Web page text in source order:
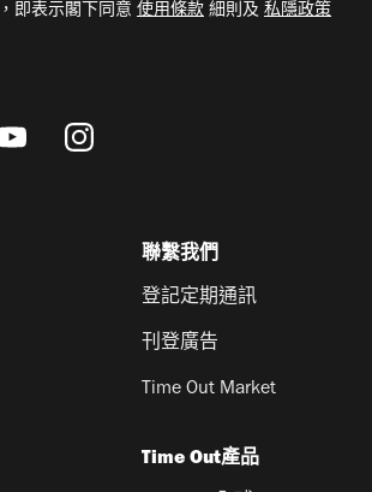
即表示閣下同意 使用條款 細則及 私隱政策
聯繫我們
登記定期通訊
刊登廣告
Time Out Market
Time Out產品